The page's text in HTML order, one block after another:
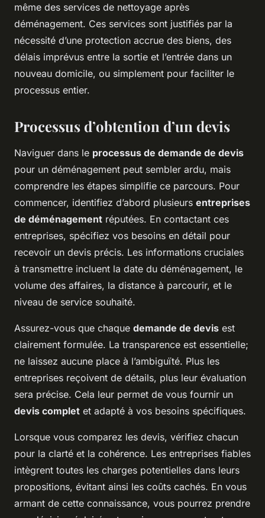
même des services de nettoyage après
déménagement. Ces services sont justifiés par la
nécessité d’une protection accrue des biens, des
délais imprévus entre la sortie et l’entrée dans un
nouveau domicile, ou simplement pour faciliter le
processus entier.
Processus d’obtention d’un devis
Naviguer dans le processus de demande de devis
pour un déménagement peut sembler ardu, mais
comprendre les étapes simplifie ce parcours. Pour
commencer, identifiez d’abord plusieurs entreprises
de déménagement réputées. En contactant ces
entreprises, spécifiez vos besoins en détail pour
recevoir un devis précis. Les informations cruciales
à transmettre incluent la date du déménagement, le
volume des affaires, la distance à parcourir, et le
niveau de service souhaité.
Assurez-vous que chaque demande de devis est
clairement formulée. La transparence est essentielle;
ne laissez aucune place à l’ambiguïté. Plus les
entreprises reçoivent de détails, plus leur évaluation
sera précise. Cela leur permet de vous fournir un
devis complet et adapté à vos besoins spécifiques.
Lorsque vous comparez les devis, vérifiez chacun
pour la clarté et la cohérence. Les entreprises fiables
intègrent toutes les charges potentielles dans leurs
propositions, évitant ainsi les coûts cachés. En vous
armant de cette connaissance, vous pourrez prendre